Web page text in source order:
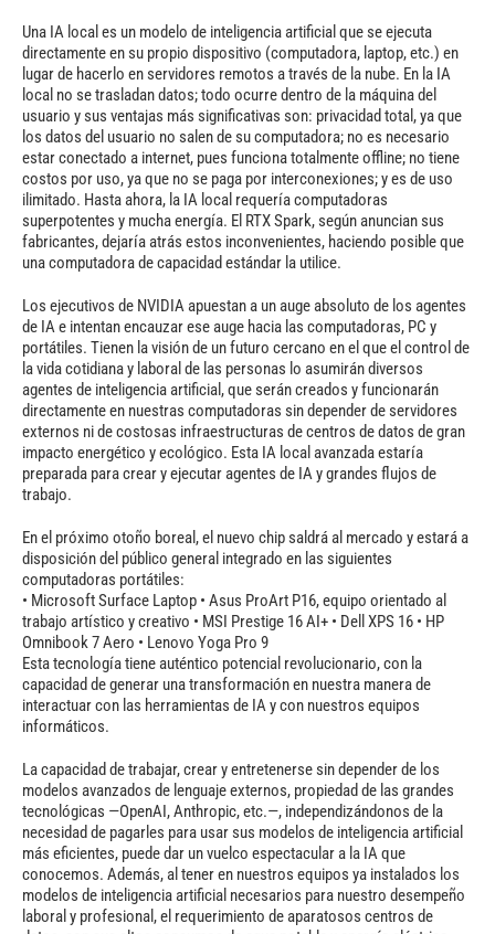
Una IA local es un modelo de inteligencia artificial que se ejecuta
directamente en su propio dispositivo (computadora, laptop, etc.) en
lugar de hacerlo en servidores remotos a través de la nube. En la IA
local no se trasladan datos; todo ocurre dentro de la máquina del
usuario y sus ventajas más significativas son: privacidad total, ya que
los datos del usuario no salen de su computadora; no es necesario
estar conectado a internet, pues funciona totalmente offline; no tiene
costos por uso, ya que no se paga por interconexiones; y es de uso
ilimitado. Hasta ahora, la IA local requería computadoras
superpotentes y mucha energía. El RTX Spark, según anuncian sus
fabricantes, dejaría atrás estos inconvenientes, haciendo posible que
una computadora de capacidad estándar la utilice.
Los ejecutivos de NVIDIA apuestan a un auge absoluto de los agentes
de IA e intentan encauzar ese auge hacia las computadoras, PC y
portátiles. Tienen la visión de un futuro cercano en el que el control de
la vida cotidiana y laboral de las personas lo asumirán diversos
agentes de inteligencia artificial, que serán creados y funcionarán
directamente en nuestras computadoras sin depender de servidores
externos ni de costosas infraestructuras de centros de datos de gran
impacto energético y ecológico. Esta IA local avanzada estaría
preparada para crear y ejecutar agentes de IA y grandes flujos de
trabajo.
En el próximo otoño boreal, el nuevo chip saldrá al mercado y estará a
disposición del público general integrado en las siguientes
computadoras portátiles:
• Microsoft Surface Laptop • Asus ProArt P16, equipo orientado al
trabajo artístico y creativo • MSI Prestige 16 AI+ • Dell XPS 16 • HP
Omnibook 7 Aero • Lenovo Yoga Pro 9
Esta tecnología tiene auténtico potencial revolucionario, con la
capacidad de generar una transformación en nuestra manera de
interactuar con las herramientas de IA y con nuestros equipos
informáticos.
La capacidad de trabajar, crear y entretenerse sin depender de los
modelos avanzados de lenguaje externos, propiedad de las grandes
tecnológicas —OpenAI, Anthropic, etc.—, independizándonos de la
necesidad de pagarles para usar sus modelos de inteligencia artificial
más eficientes, puede dar un vuelco espectacular a la IA que
conocemos. Además, al tener en nuestros equipos ya instalados los
modelos de inteligencia artificial necesarios para nuestro desempeño
laboral y profesional, el requerimiento de aparatosos centros de